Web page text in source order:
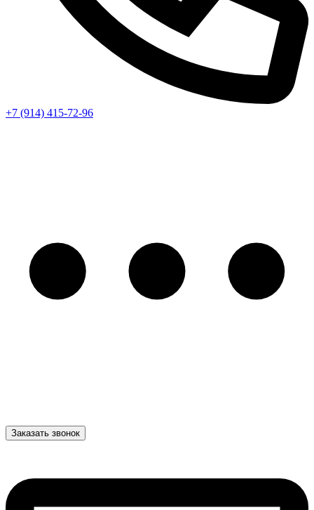
+7 (914) 415-72-96
Заказать звонок